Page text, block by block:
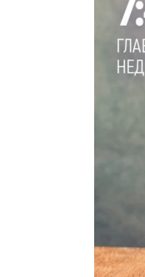
ПОДПИШИТЕСЬ НА РАССЫЛКУ